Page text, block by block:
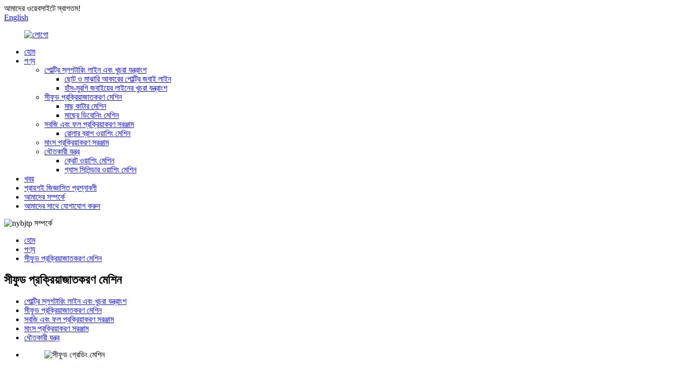
আমাদের ওয়েবসাইটে স্বাগতম!
English
হোম
পণ্য
পোল্ট্রি স্লগটারিং লাইন এবং খুচরা যন্ত্রাংশ
ছোট ও মাঝারি আকারের পোল্ট্রি জবাই লাইন
হাঁস-মুরগি জবাইয়ের লাইনের খুচরা যন্ত্রাংশ
সীফুড প্রক্রিয়াজাতকরণ মেশিন
মাছ কাটার মেশিন
মাছের ডিবোনিং মেশিন
সবজি এবং ফল প্রক্রিয়াকরণ সরঞ্জাম
রোলার ব্রাশ ওয়াশিং মেশিন
মাংস প্রক্রিয়াকরণ সরঞ্জাম
ধৌতকারী যন্ত্র
ক্রেট ওয়াশিং মেশিন
গ্যাস সিলিন্ডার ওয়াশিং মেশিন
খবর
প্রায়শই জিজ্ঞাসিত প্রশ্নাবলী
আমাদের সম্পর্কে
আমাদের সাথে যোগাযোগ করুন
হোম
পণ্য
সীফুড প্রক্রিয়াজাতকরণ মেশিন
সীফুড প্রক্রিয়াজাতকরণ মেশিন
পোল্ট্রি স্লগটারিং লাইন এবং খুচরা যন্ত্রাংশ
সীফুড প্রক্রিয়াজাতকরণ মেশিন
সবজি এবং ফল প্রক্রিয়াকরণ সরঞ্জাম
মাংস প্রক্রিয়াকরণ সরঞ্জাম
ধৌতকারী যন্ত্র